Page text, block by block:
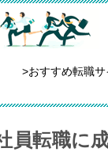
>おすすめ転職サ
員転職に